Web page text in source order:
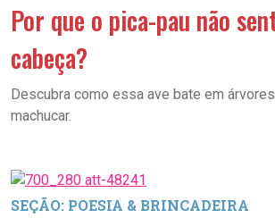
Por que o pica-pau não
cabeça?
Descubra como essa ave bate em
machucar.
SEÇÃO: POESIA & BRINCADEIRA